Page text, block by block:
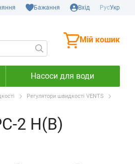
Бажання Вхід РусУкр
Мій кошик
Насоси для води
Регулятори швидкості VENTS
2 Н(В)